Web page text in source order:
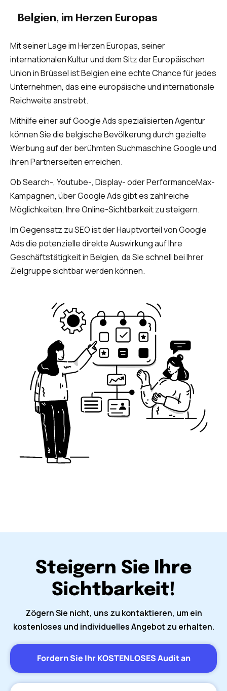
Belgien, im Herzen Europas
Mit seiner Lage im Herzen Europas, seiner
internationalen Kultur und dem Sitz der Europäischen
Union in Brüssel ist Belgien eine echte Chance für jedes
Unternehmen, das eine europäische und internationale
Reichweite anstrebt.
Mithilfe einer auf Google Ads spezialisierten Agentur
können Sie die belgische Bevölkerung durch gezielte
Werbung auf der berühmten Suchmaschine Google und
ihren Partnerseiten erreichen.
Ob Search-, Youtube-, Display- oder PerformanceMax-
Kampagnen, über Google Ads gibt es zahlreiche
Möglichkeiten, Ihre Online-Sichtbarkeit zu steigern.
Im Gegensatz zu SEO ist der Hauptvorteil von Google
Ads die potenzielle direkte Auswirkung auf Ihre
Geschäftstätigkeit in Belgien, da Sie schnell bei Ihrer
Zielgruppe sichtbar werden können.
Steigern Sie Ihre
Sichtbarkeit!
Zögern Sie nicht, uns zu kontaktieren, um ein
kostenloses und individuelles Angebot zu erhalten.
Fordern Sie Ihr KOSTENLOSES Audit an